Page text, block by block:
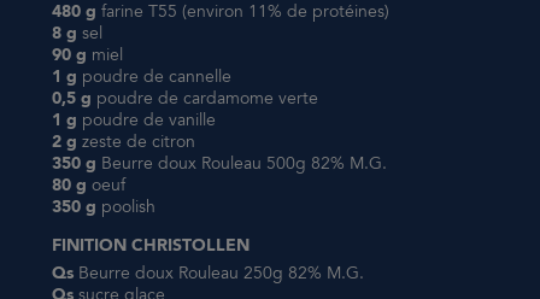
480 g farine T55 (environ 11% de protéines)
8 g sel
90 g miel
1 g poudre de cannelle
0,5 g poudre de cardamome verte
1 g poudre de vanille
2 g zeste de citron
350 g Beurre doux Rouleau 500g 82% M.G.
80 g oeuf
350 g poolish
FINITION CHRISTOLLEN
Qs Beurre doux Rouleau 250g 82% M.G.
Qs sucre glace